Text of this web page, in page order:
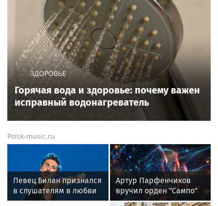
ЗДОРОВЬЕ
Горячая вода и здоровье: почему важен
исправный водонагреватель
Poisk-music.ru
Певец Билан признался
в слушателям в любви
после критики
Артур Парфенчиков
вручил орден "Сампо"
семье Бориса Одлиса